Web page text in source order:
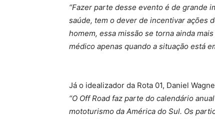
“Fazer parte desse evento é de grande
saúde, tem o dever de incentivar ações
homem, essa missão se torna ainda
médico apenas quando a situação está
Já o idealizador da Rota 01, Daniel
“O Off Road faz parte do calendário
mototurismo da América do Sul. Os